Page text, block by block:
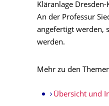
Kläranlage Dresden-
An der Professur
angefertigt werden,
werden.
Mehr zu den
Übersicht und